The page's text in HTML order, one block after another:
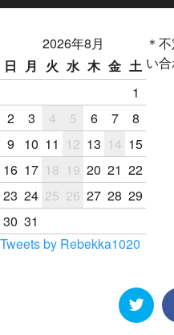
2026年8月
日
月 火 水 木 金 土
1
2
3 4 5 6 7
8
9
10 11 12 13 14 15
16 17 18 19 20 21 22
23 24 25 26 27 28 29
30 31
＊
い
Tweets by Rebekka1020